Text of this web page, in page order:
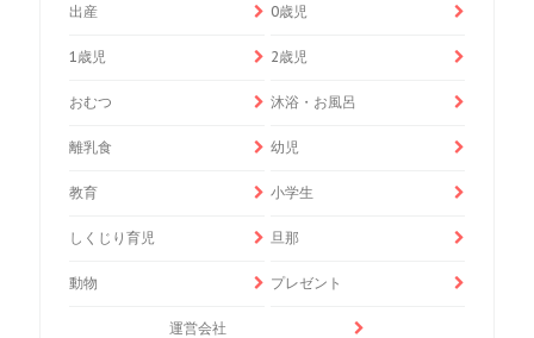
出産 0歳児
1歳児 2歳児
おむつ 沐浴・お風呂
離乳食 幼児
教育 小学生
しくじり育児 旦那
動物 プレゼント
運営会社